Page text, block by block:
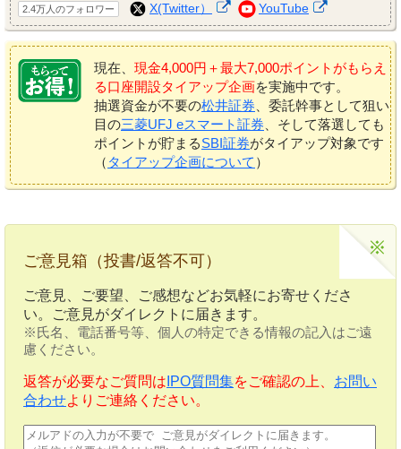
2.4万人のフォロワー X(Twitter） YouTube
現在、 現金4,000円＋最大7,000ポイントがもらえ
る口座開設タイアップ企画を実施中です。
抽選資金が不要の松井証券 、委託幹事として狙い
目の三菱UFJ eスマート証券 、そして落選しても
ポイントが貯まるSBI証券がタイアップ対象です
（ タイアップ企画について ）
ご意見箱（投書/返答不可）
ご意見、ご要望、ご感想などお気軽にお寄せくださ
い。ご意見がダイレクトに届きます。
※氏名、電話番号等、個人の特定できる情報の記入はご遠
慮ください。
返答が必要なご質問は IPO質問集をご確認の上、 お問い
合わせよりご連絡ください。